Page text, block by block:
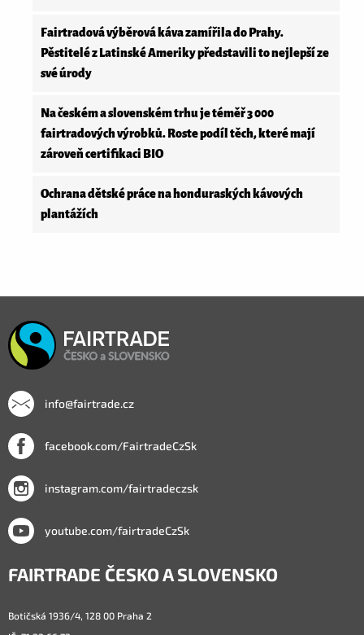
Fairtradová výběrová káva zamířila do Prahy.
Pěstitelé z Latinské Ameriky představili to nejlepší ze
své úrody
Na českém a slovenském trhu je téměř 3 000
fairtradových výrobků. Roste podíl těch, které mají
zároveň certifikaci BIO
Ochrana dětské práce na honduraských kávových
plantážích
info@fairtrade.cz
facebook.com/FairtradeCzSk
instagram.com/fairtradeczsk
youtube.com/fairtradeCzSk
FAIRTRADE ČESKO A SLOVENSKO
Botičská 1936/4, 128 00 Praha 2